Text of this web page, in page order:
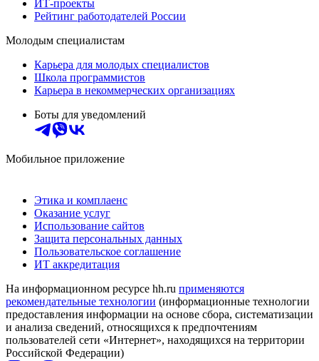
ИТ-проекты
Рейтинг работодателей России
Молодым специалистам
Карьера для молодых специалистов
Школа программистов
Карьера в некоммерческих организациях
Боты для уведомлений
Мобильное приложение
Этика и комплаенс
Оказание услуг
Использование сайтов
Защита персональных данных
Пользовательское соглашение
ИТ аккредитация
На информационном ресурсе hh.ru применяются
рекомендательные технологии (информационные технологии
предоставления информации на основе сбора, систематизации
и анализа сведений, относящихся к предпочтениям
пользователей сети «Интернет», находящихся на территории
Российской Федерации)